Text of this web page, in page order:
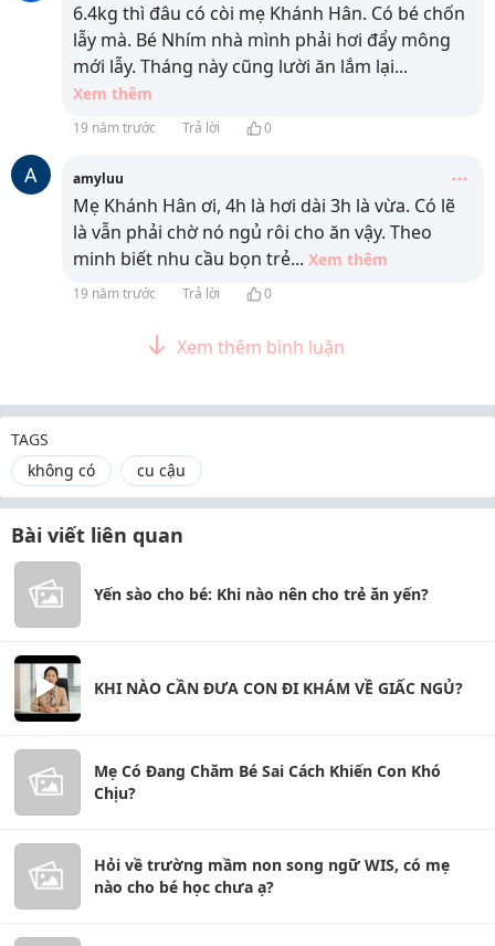
6.4kg thì đâu có còi mẹ Khánh Hân. Có bé chốn
lẫy mà. Bé Nhím nhà mình phải hơi đẩy mông
mới lẫy. Tháng này cũng lười ăn lắm lại...
Xem thêm
19 năm trước Trả lời 0
A amyluu
Mẹ Khánh Hân ơi, 4h là hơi dài 3h là vừa. Có lẽ
là vẫn phải chờ nó ngủ rôi cho ăn vậy. Theo
minh biết nhu cầu bọn trẻ... Xem thêm
19 năm trước Trả lời 0
Xem thêm bình luận
TAGS
không có
cu cậu
Bài viết liên quan
Yến sào cho bé: Khi nào nên cho trẻ ăn yến?
KHI NÀO CẦN ĐƯA CON ĐI KHÁM VỀ GIẤC NGỦ?
Mẹ Có Đang Chăm Bé Sai Cách Khiến Con Khó
Chịu?
Hỏi về trường mầm non song ngữ WIS, có mẹ
nào cho bé học chưa ạ?